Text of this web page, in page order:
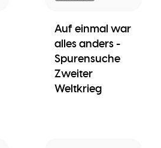
Auf einmal war
alles anders -
Spurensuche
Zweiter
Weltkrieg